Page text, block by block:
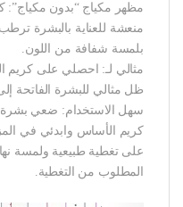
مظهر مكياج “بدون مكياج”:
منعشة للعناية بالبشرة
بلمسة شفافة من اللون.
مثالي لـ: احصلي على
ظل مثالي للبشرة الفاتحة
سهل الاستخدام: ضعي بشرة
كريم الأساس وابدئي في
على تغطية طبيعية ولمسة
المطلوب من التغطية.